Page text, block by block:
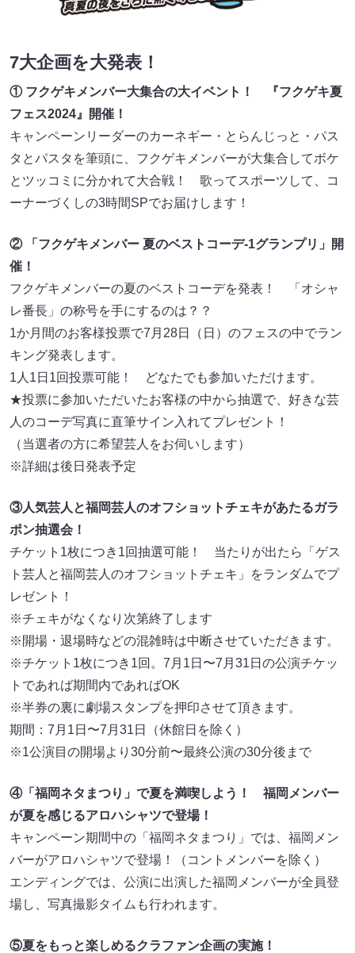
7大企画を大発表！
① フクゲキメンバー大集合の大イベント！ 『フクゲキ夏
フェス2024』開催！
キャンペーンリーダーのカーネギー・とらんじっと・パス
タとパスタを筆頭に、フクゲキメンバーが大集合してボケ
とツッコミに分かれて大合戦！ 歌ってスポーツして、コ
ーナーづくしの3時間SPでお届けします！
② 「フクゲキメンバー 夏のベストコーデ-1グランプリ」開
催！
フクゲキメンバーの夏のベストコーデを発表！ 「オシャ
レ番長」の称号を手にするのは？？
1か月間のお客様投票で7月28日（日）のフェスの中でラン
キング発表します。
1人1日1回投票可能！ どなたでも参加いただけます。
★投票に参加いただいたお客様の中から抽選で、好きな芸
人のコーデ写真に直筆サイン入れてプレゼント！
（当選者の⽅に希望芸人をお伺いします）
※詳細は後日発表予定
③人気芸人と福岡芸人のオフショットチェキがあたるガラ
ポン抽選会！
チケット1枚につき1回抽選可能！ 当たりが出たら「ゲス
ト芸人と福岡芸人のオフショットチェキ」をランダムでプ
レゼント！
※チェキがなくなり次第終了します
※開場・退場時などの混雑時は中断させていただきます。
※チケット1枚につき1回。7月1日〜7月31日の公演チケッ
トであれば期間内であればOK
※半券の裏に劇場スタンプを押印させて頂きます。
期間：7月1日〜7月31日（休館日を除く）
※1公演目の開場より30分前〜最終公演の30分後まで
④「福岡ネタまつり」で夏を満喫しよう！ 福岡メンバー
が夏を感じるアロハシャツで登場！
キャンペーン期間中の「福岡ネタまつり」では、福岡メン
バーがアロハシャツで登場！（コントメンバーを除く）
エンディングでは、公演に出演した福岡メンバーが全員登
場し、写真撮影タイムも行われます。
⑤夏をもっと楽しめるクラファン企画の実施！